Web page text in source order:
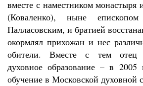
вместе с наместником
(Коваленко), ныне
Палласовским, и братией
окормлял прихожан и нес
обители. Вместе с тем отец
духовное образование – в 2005
обучение в Московской духовной